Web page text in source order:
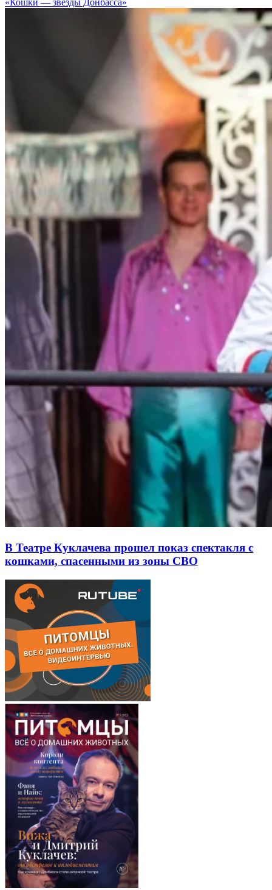
«Кошки — звезды Донбасса»
В Театре Куклачева прошел показ спектакля с
кошками, спасенными из зоны СВО